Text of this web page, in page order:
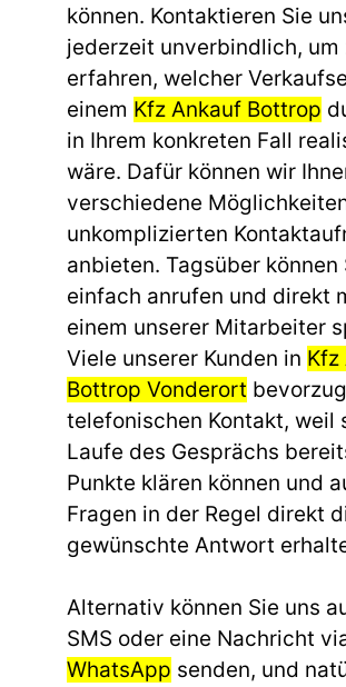
können. Kontaktieren Sie
jederzeit unverbindlich, um
erfahren, welcher
einem Kfz Ankauf Bottrop
in Ihrem konkreten Fall
wäre. Dafür können wir
verschiedene
unkomplizierten
anbieten. Tagsüber können
einfach anrufen und direkt
einem unserer Mitarbeiter
Viele unserer Kunden in Kfz
Bottrop Vonderort
telefonischen Kontakt, weil
Laufe des Gesprächs
Punkte klären können und
Fragen in der Regel direkt
gewünschte Antwort
Alternativ können Sie uns
SMS oder eine Nachricht
WhatsApp senden, und